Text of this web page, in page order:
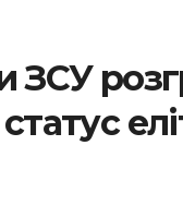
ЗСУ